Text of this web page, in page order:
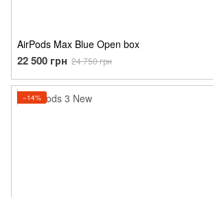
AirPods Max Blue Open box
22 500 грн 24 750 грн
−14%